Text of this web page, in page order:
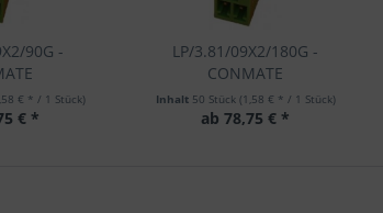
90G -
€ * / 1 Stück)
€ *
LP/3.81/09X2/180G -
CONMATE
Inhalt 50 Stück (1,58 € * / 1 Stück)
ab 78,75 € *